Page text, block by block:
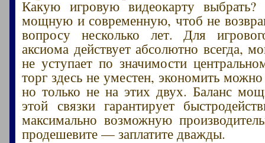
Какую игровую видеокарту
мощную и современную, чтоб не
вопросу несколько лет. Для
аксиома действует абсолютно всегда,
не уступает по значимости
торг здесь не уместен, экономить
но только не на этих двух. Баланс
этой связки гарантирует
максимально возможную
продешевите — заплатите дважды.